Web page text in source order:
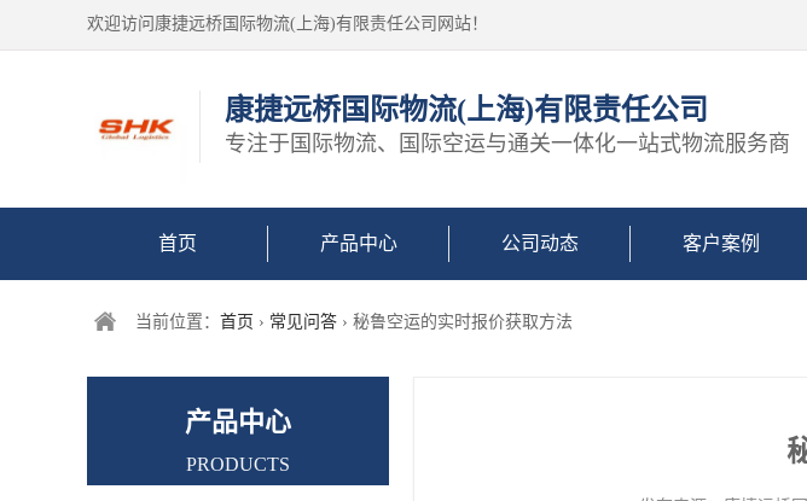
欢迎访问康捷远桥国际物流(上海)有限责任公司网站！
康捷远桥国际物流(上海)有限责任公司
专注于国际物流、国际空运与通关一体化一站式物流服务商
首页 产品中心 公司动态 客户案例
当前位置： 首页 › 常见问答 › 秘鲁空运的实时报价获取方法
产品中心
PRODUCTS